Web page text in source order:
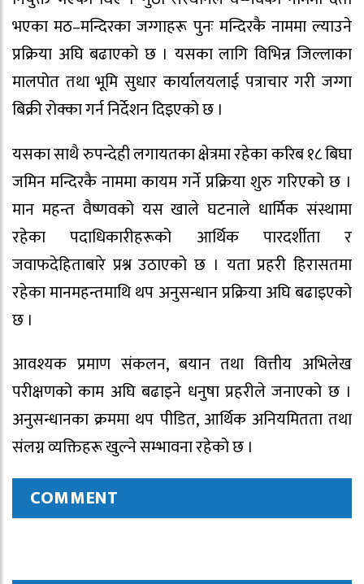
भएका मठ–मन्दिरका जग्गाहरू पुनः मन्दिरकै नाममा ल्याउने
प्रक्रिया अघि बढाएको छ । यसका लागि विभिन्न जिल्लाका
मालपोत तथा भूमि सुधार कार्यालयलाई पत्राचार गरी जग्गा
बिक्री रोक्का गर्न निर्देशन दिइएको छ ।
यसका साथै रुपन्देही लगायतका क्षेत्रमा रहेका करिब १८ बिघा
जमिन मन्दिरकै नाममा कायम गर्ने प्रक्रिया शुरु गरिएको छ ।
मान महन्त वैष्णवको यस खाले घटनाले धार्मिक संस्थामा
रहेका पदाधिकारीहरूको आर्थिक पारदर्शीता र
जवाफदेहिताबारे प्रश्न उठाएको छ । यता प्रहरी हिरासतमा
रहेका मानमहन्तमाथि थप अनुसन्धान प्रक्रिया अघि बढाइएको
छ ।
आवश्यक प्रमाण संकलन, बयान तथा वित्तीय अभिलेख
परीक्षणको काम अघि बढाइने धनुषा प्रहरीले जनाएको छ ।
अनुसन्धानका क्रममा थप पीडित, आर्थिक अनियमितता तथा
संलग्न व्यक्तिहरू खुल्ने सम्भावना रहेको छ ।
COMMENT